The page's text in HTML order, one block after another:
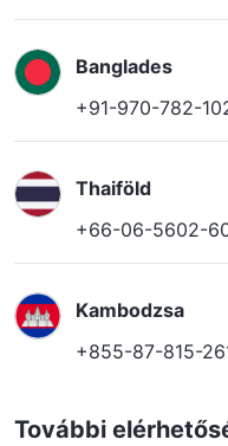
Banglades
+91-970-782-
Thaiföld
+66-06-5602-
Kambodzsa
+855-87-815-
További